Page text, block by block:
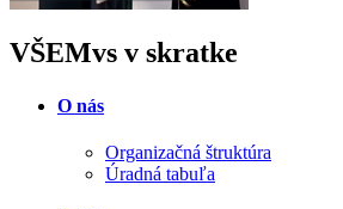
VŠEMvs v skratke
O nás
Organizačná štruktúra
Úradná tabuľa